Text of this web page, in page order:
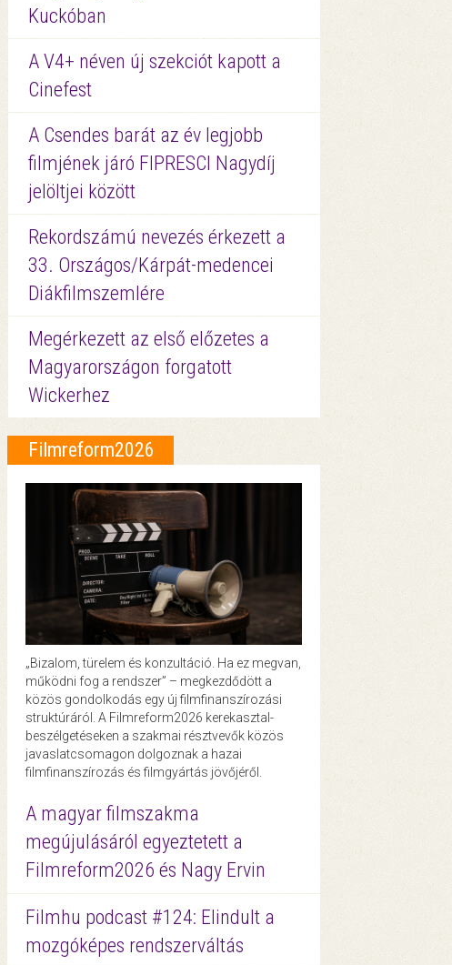
Kuckóban
A V4+ néven új szekciót kapott a
Cinefest
A Csendes barát az év legjobb
filmjének járó FIPRESCI Nagydíj
jelöltjei között
Rekordszámú nevezés érkezett a
33. Országos/Kárpát-medencei
Diákfilmszemlére
Megérkezett az első előzetes a
Magyarországon forgatott
Wickerhez
Filmreform2026
„Bizalom, türelem és konzultáció. Ha ez megvan,
működni fog a rendszer” – megkezdődött a
közös gondolkodás egy új filmfinanszírozási
struktúráról. A Filmreform2026 kerekasztal-
beszélgetéseken a szakmai résztvevők közös
javaslatcsomagon dolgoznak a hazai
filmfinanszírozás és filmgyártás jövőjéről.
A magyar filmszakma
megújulásáról egyeztetett a
Filmreform2026 és Nagy Ervin
Filmhu podcast #124: Elindult a
mozgóképes rendszerváltás